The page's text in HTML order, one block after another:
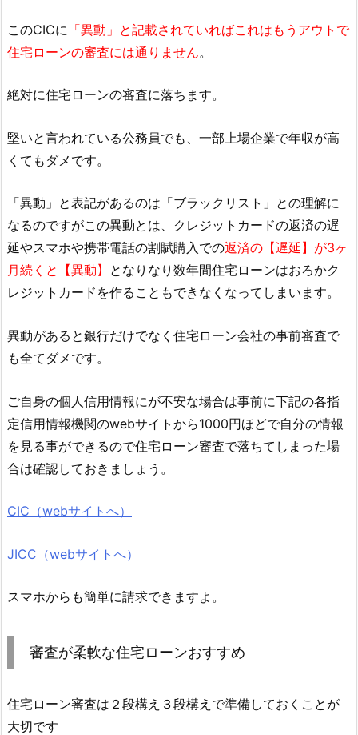
このCICに 「異動」と記載されていればこれはもうアウトで
住宅ローンの審査には通りません。
絶対に住宅ローンの審査に落ちます。
堅いと言われている公務員でも、一部上場企業で年収が高
くてもダメです。
「異動」と表記があるのは「ブラックリスト」との理解に
なるのですがこの異動とは、クレジットカードの返済の遅
延やスマホや携帯電話の割賦購入での返済の【遅延】が3ヶ
月続くと【異動】 となりなり数年間住宅ローンはおろかク
レジットカードを作ることもできなくなってしまいます。
異動があると銀行だけでなく住宅ローン会社の事前審査で
も全てダメです。
ご自身の個人信用情報にが不安な場合は事前に下記の各指
定信用情報機関のwebサイトから1000円ほどで自分の情報
を見る事ができるので住宅ローン審査で落ちてしまった場
合は確認しておきましょう。
CIC（webサイトへ）
JICC（webサイトへ）
スマホからも簡単に請求できますよ。
審査が柔軟な住宅ローンおすすめ
住宅ローン審査は２段構え３段構えで準備しておくことが
大切です